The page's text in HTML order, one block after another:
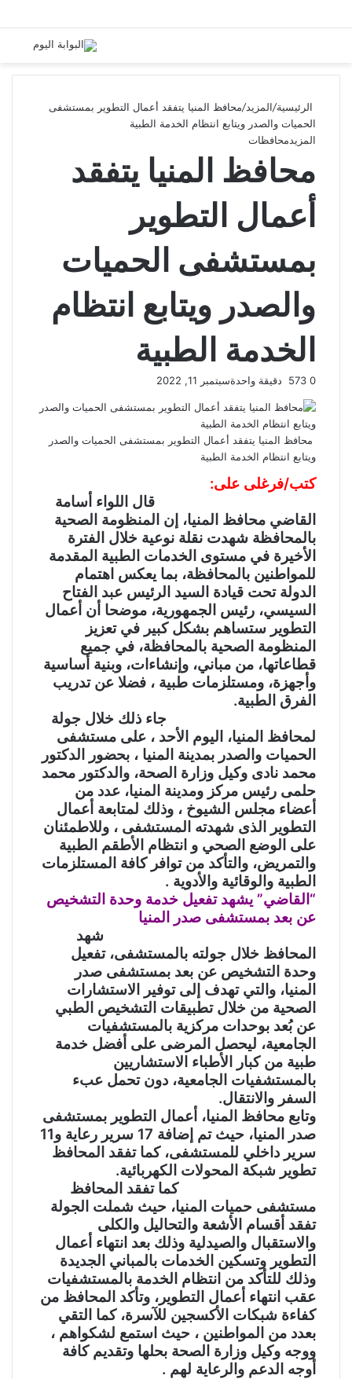
الرئيسية/المزيد/محافظ المنيا يتفقد أعمال التطوير بمستشفى
الحميات والصدر ويتابع انتظام الخدمة الطبية
المزيدمحافظات
محافظ المنيا يتفقد
أعمال التطوير
بمستشفى الحميات
والصدر ويتابع انتظام
الخدمة الطبية
سبتمبر 11, 2022 0 دقيقة واحدة
محافظ المنيا يتفقد أعمال التطوير بمستشفى الحميات والصدر
ويتابع انتظام الخدمة الطبية
كتب/فرغلى على:
قال اللواء أسامة
القاضي محافظ المنيا، إن المنظومة الصحية
بالمحافظة شهدت نقلة نوعية خلال الفترة
الأخيرة في مستوى الخدمات الطبية المقدمة
للمواطنين بالمحافظة، بما يعكس اهتمام
الدولة تحت قيادة السيد الرئيس عبد الفتاح
السيسي، رئيس الجمهورية، موضحا أن أعمال
التطوير ستساهم بشكل كبير في تعزيز
المنظومة الصحية بالمحافظة، في جميع
قطاعاتها، من مباني، وإنشاءات، وبنية أساسية
وأجهزة، ومستلزمات طبية ، فضلا عن تدريب
الفرق الطبية.
جاء ذلك خلال جولة
لمحافظ المنيا، اليوم الأحد ، على مستشفى
الحميات والصدر بمدينة المنيا ، بحضور الدكتور
محمد نادى وكيل وزارة الصحة، والدكتور محمد
حلمى رئيس مركز ومدينة المنيا، عدد من
أعضاء مجلس الشيوخ ، وذلك لمتابعة أعمال
التطوير الذى شهدته المستشفى ، وللاطمئنان
على الوضع الصحي و انتظام الأطقم الطبية
والتمريض، والتأكد من توافر كافة المستلزمات
الطبية والوقائية والأدوية .
“القاضي” يشهد تفعيل خدمة وحدة التشخيص
عن بعد بمستشفى صدر المنيا
شهد
المحافظ خلال جولته بالمستشفى، تفعيل
وحدة التشخيص عن بعد بمستشفى صدر
المنيا، والتي تهدف إلى توفير الاستشارات
الصحية من خلال تطبيقات التشخيص الطبي
عن بُعد بوحدات مركزية بالمستشفيات
الجامعية، ليحصل المرضى على أفضل خدمة
طبية من كبار الأطباء الاستشاريين
بالمستشفيات الجامعية، دون تحمل عبء
السفر والانتقال.
وتابع محافظ المنيا، أعمال التطوير بمستشفى
صدر المنيا، حيث تم إضافة 17 سرير رعاية و11
سرير داخلي للمستشفى، كما تفقد المحافظ
تطوير شبكة المحولات الكهربائية.
كما تفقد المحافظ
مستشفى حميات المنيا، حيث شملت الجولة
تفقد أقسام الأشعة والتحاليل والكلى
والاستقبال والصيدلية وذلك بعد انتهاء أعمال
التطوير وتسكين الخدمات بالمباني الجديدة
وذلك للتأكد من انتظام الخدمة بالمستشفيات
عقب انتهاء أعمال التطوير، وتأكد المحافظ من
كفاءة شبكات الأكسجين للآسرة، كما التقي
بعدد من المواطنين ، حيث استمع لشكواهم ،
ووجه وكيل وزارة الصحة بحلها وتقديم كافة
أوجه الدعم والرعاية لهم .